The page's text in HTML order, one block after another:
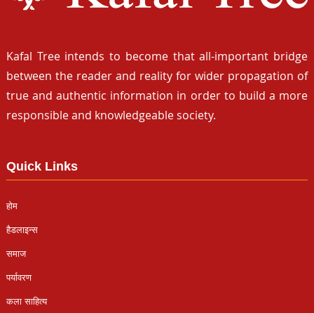
Kafal Tree intends to become that all-important bridge
between the reader and reality for wider propagation of
true and authentic information in order to build a more
responsible and knowledgeable society.
Quick Links
होम
हैडलाइन्स
समाज
पर्यावरण
कला साहित्य